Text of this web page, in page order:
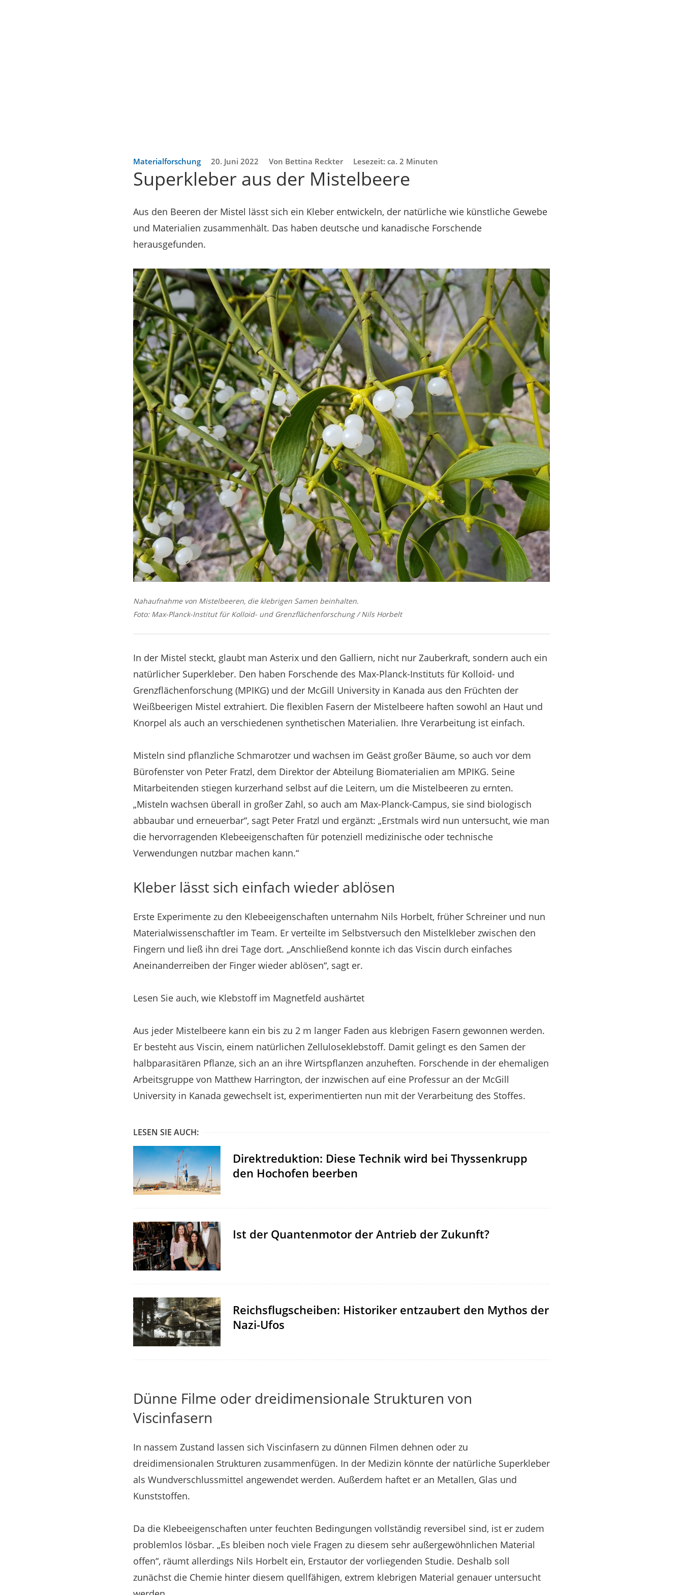
Materialforschung 20. Juni 2022 Von Bettina Reckter Lesezeit: ca. 2 Minuten
Superkleber aus der Mistelbeere
Aus den Beeren der Mistel lässt sich ein Kleber entwickeln, der natürliche wie künstliche Gewebe
und Materialien zusammenhält. Das haben deutsche und kanadische Forschende
herausgefunden.
Nahaufnahme von Mistelbeeren, die klebrigen Samen beinhalten.
Foto: Max-Planck-Institut für Kolloid- und Grenzflächenforschung / Nils Horbelt
In der Mistel steckt, glaubt man Asterix und den Galliern, nicht nur Zauberkraft, sondern auch ein
natürlicher Superkleber. Den haben Forschende des Max-Planck-Instituts für Kolloid- und
Grenzflächenforschung (MPIKG) und der McGill University in Kanada aus den Früchten der
Weißbeerigen Mistel extrahiert. Die flexiblen Fasern der Mistelbeere haften sowohl an Haut und
Knorpel als auch an verschiedenen synthetischen Materialien. Ihre Verarbeitung ist einfach.
Misteln sind pflanzliche Schmarotzer und wachsen im Geäst großer Bäume, so auch vor dem
Bürofenster von Peter Fratzl, dem Direktor der Abteilung Biomaterialien am MPIKG. Seine
Mitarbeitenden stiegen kurzerhand selbst auf die Leitern, um die Mistelbeeren zu ernten.
„Misteln wachsen überall in großer Zahl, so auch am Max-Planck-Campus, sie sind biologisch
abbaubar und erneuerbar“, sagt Peter Fratzl und ergänzt: „Erstmals wird nun untersucht, wie man
die hervorragenden Klebeeigenschaften für potenziell medizinische oder technische
Verwendungen nutzbar machen kann.“
Kleber lässt sich einfach wieder ablösen
Erste Experimente zu den Klebeeigenschaften unternahm Nils Horbelt, früher Schreiner und nun
Materialwissenschaftler im Team. Er verteilte im Selbstversuch den Mistelkleber zwischen den
Fingern und ließ ihn drei Tage dort. „Anschließend konnte ich das Viscin durch einfaches
Aneinanderreiben der Finger wieder ablösen“, sagt er.
Lesen Sie auch, wie Klebstoff im Magnetfeld aushärtet
Aus jeder Mistelbeere kann ein bis zu 2 m langer Faden aus klebrigen Fasern gewonnen werden.
Er besteht aus Viscin, einem natürlichen Zelluloseklebstoff. Damit gelingt es den Samen der
halbparasitären Pflanze, sich an an ihre Wirtspflanzen anzuheften. Forschende in der ehemaligen
Arbeitsgruppe von Matthew Harrington, der inzwischen auf eine Professur an der McGill
University in Kanada gewechselt ist, experimentierten nun mit der Verarbeitung des Stoffes.
LESEN SIE AUCH:
Direktreduktion: Diese Technik wird bei Thyssenkrupp
den Hochofen beerben
Ist der Quantenmotor der Antrieb der Zukunft?
Reichsflugscheiben: Historiker entzaubert den Mythos der
Nazi-Ufos
Dünne Filme oder dreidimensionale Strukturen von
Viscinfasern
In nassem Zustand lassen sich Viscinfasern zu dünnen Filmen dehnen oder zu
dreidimensionalen Strukturen zusammenfügen. In der Medizin könnte der natürliche Superkleber
als Wundverschlussmittel angewendet werden. Außerdem haftet er an Metallen, Glas und
Kunststoffen.
Da die Klebeeigenschaften unter feuchten Bedingungen vollständig reversibel sind, ist er zudem
problemlos lösbar. „Es bleiben noch viele Fragen zu diesem sehr außergewöhnlichen Material
offen“, räumt allerdings Nils Horbelt ein, Erstautor der vorliegenden Studie. Deshalb soll
zunächst die Chemie hinter diesem quellfähigen, extrem klebrigen Material genauer untersucht